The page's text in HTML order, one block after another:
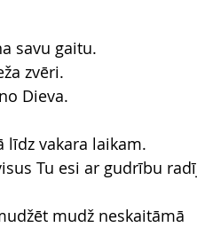
savu gaitu.
zvēri.
Dieva.
līdz vakara laikam.
Tu esi ar gudrību
mudž neskaitāmā